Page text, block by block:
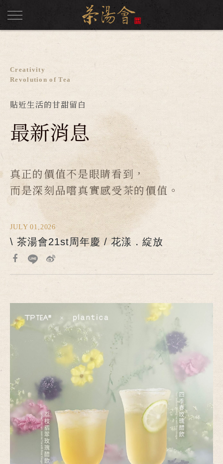
Creativity
Revolution of Tea
貼近生活的甘甜留白
最新消息
真正的價值不是眼睛看到，
而是深刻品嚐真實感受茶的價值。
JULY 01,2026
\ 茶湯會21st周年慶 / 花漾．綻放